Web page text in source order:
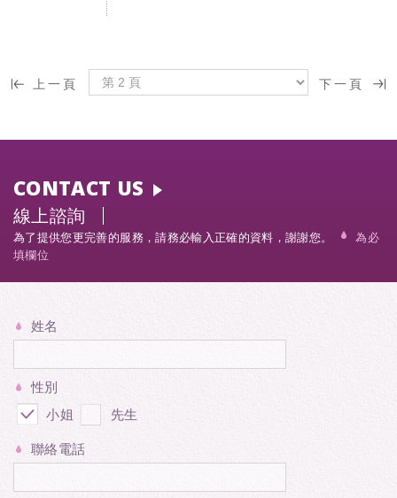
上一頁 下一頁
CONTACT US
線上諮詢
為了提供您更完善的服務，請務必輸入正確的資料，謝謝您。
為必
填欄位
姓名
性別
小姐
先生
聯絡電話